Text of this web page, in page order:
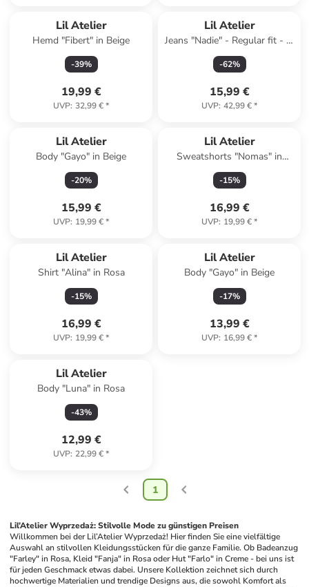
Lil Atelier
Hemd "Fibert" in Beige
-39%
19,99 €
UVP: 32,99 €*
Lil Atelier
Jeans "Nadie" - Regular fit - in
Blau
-62%
15,99 €
UVP: 42,99 €*
Lil Atelier
Body "Gayo" in Beige
-20%
15,99 €
UVP: 19,99 €*
Lil Atelier
Sweatshorts "Nomas" in
Braun
-15%
16,99 €
UVP: 19,99 €*
Lil Atelier
Shirt "Alina" in Rosa
-15%
16,99 €
UVP: 19,99 €*
Lil Atelier
Body "Gayo" in Beige
-17%
13,99 €
UVP: 16,99 €*
Lil Atelier
Body "Luna" in Rosa
-43%
12,99 €
UVP: 22,99 €*
1
Lil’Atelier Wyprzedaż: Stilvolle Mode zu günstigen Preisen
Willkommen bei der Lil’Atelier Wyprzedaż! Hier finden Sie eine vielfältige
Auswahl an stilvollen Kleidungsstücken für die ganze Familie. Ob Badeanzug
"Farley" in Rosa, Kleid "Fanja" in Rosa oder Hut "Farlo" in Creme - bei uns ist
für jeden Geschmack etwas dabei. Unsere Kollektion zeichnet sich durch
hochwertige Materialien und trendige Designs aus, die sowohl Komfort als